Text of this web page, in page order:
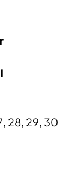
, 28, 29, 30